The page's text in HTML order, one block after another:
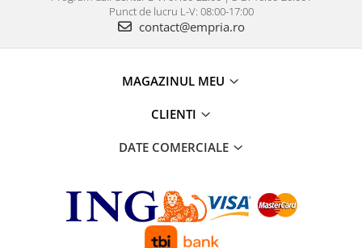
Punct de lucru L-V: 08:00-17:00
contact@empria.ro
MAGAZINUL MEU
CLIENTI
DATE COMERCIALE